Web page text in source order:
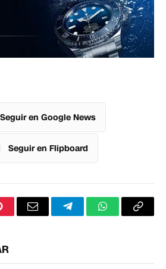
Seguir en Google News
Seguir en Flipboard
CorreoTelegramWhatsApp